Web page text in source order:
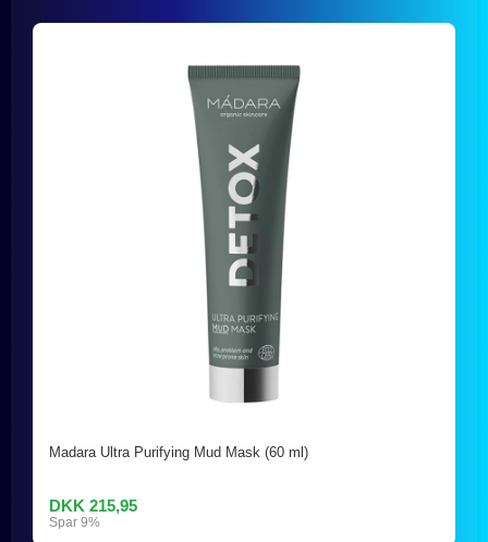
Madara Ultra Purifying Mud Mask (60 ml)
DKK 215,95
Spar 9%